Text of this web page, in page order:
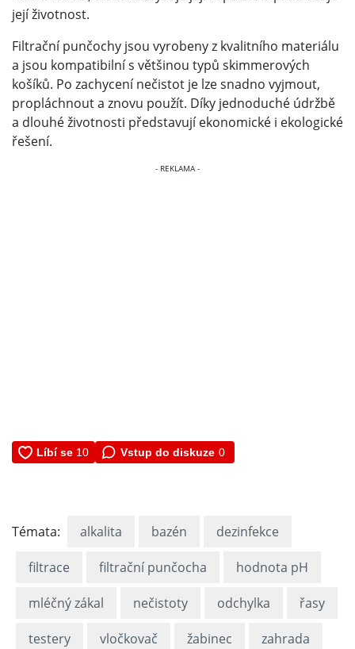
její životnost.
Filtrační punčochy jsou vyrobeny z kvalitního materiálu
a jsou kompatibilní s většinou typů skimmerových
košíků. Po zachycení nečistot je lze snadno vyjmout,
propláchnout a znovu použít. Díky jednoduché údržbě
a dlouhé životnosti představují ekonomické i ekologické
řešení.
Vstup do diskuze 0
Témata: alkalita bazén dezinfekce
filtrace filtrační punčocha hodnota pH
mléčný zákal nečistoty odchylka řasy
testery vločkovač žabinec zahrada